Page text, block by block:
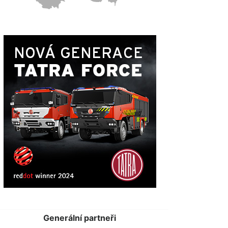
Generální partneři